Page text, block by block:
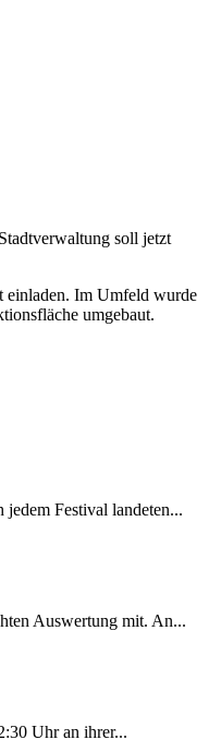
soll jetzt
einladen. Im Umfeld wurde
umgebaut.
Festival landeten...
Auswertung mit. An...
Uhr an ihrer...